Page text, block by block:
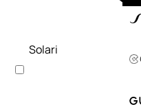
Solari